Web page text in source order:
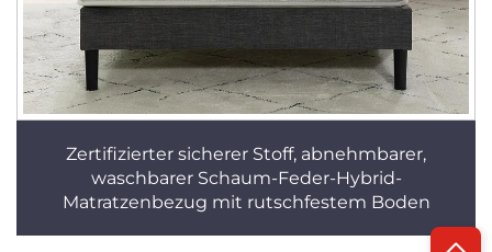
Zertifizierter sicherer Stoff, abnehmbarer,
waschbarer Schaum-Feder-Hybrid-
Matratzenbezug mit rutschfestem Boden